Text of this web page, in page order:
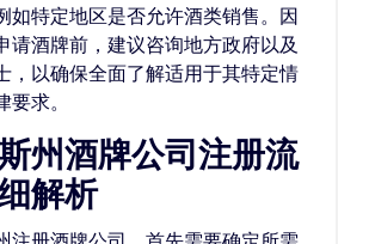
如特定地区是否允许酒类销售。因
请酒牌前，建议咨询地方政府以及
，以确保全面了解适用于其特定情
求。
州酒牌公司注册流
解析